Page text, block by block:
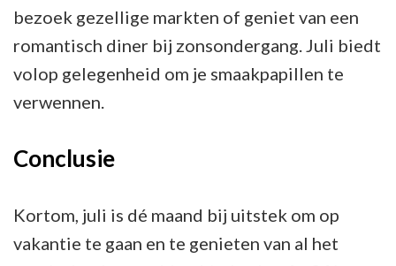
bezoek gezellige markten of geniet van een
romantisch diner bij zonsondergang. Juli biedt
volop gelegenheid om je smaakpapillen te
verwennen.
Conclusie
Kortom, juli is dé maand bij uitstek om op
vakantie te gaan en te genieten van al het